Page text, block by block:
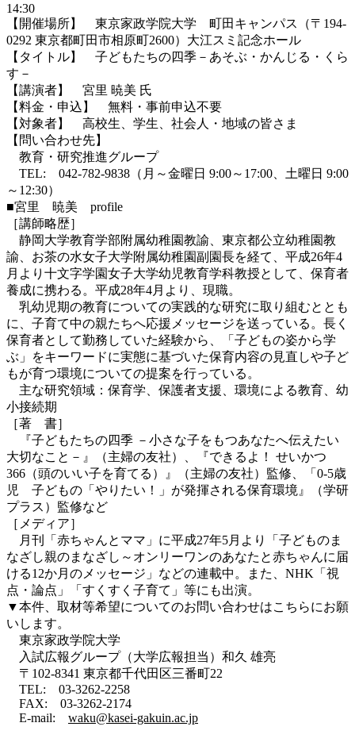
14:30
【開催場所】 東京家政学院大学 町田キャンパス（〒194-
0292 東京都町田市相原町2600）大江スミ記念ホール
【タイトル】 子どもたちの四季－あそぶ・かんじる・くら
す－
【講演者】 宮里 暁美 氏
【料金・申込】 無料・事前申込不要
【対象者】 高校生、学生、社会人・地域の皆さま
【問い合わせ先】
教育・研究推進グループ
TEL: 042-782-9838（月～金曜日 9:00～17:00、土曜日 9:00
～12:30）
■宮里 暁美 profile
［講師略歴］
静岡大学教育学部附属幼稚園教諭、東京都公立幼稚園教
諭、お茶の水女子大学附属幼稚園副園長を経て、平成26年4
月より十文字学園女子大学幼児教育学科教授として、保育者
養成に携わる。平成28年4月より、現職。
乳幼児期の教育についての実践的な研究に取り組むととも
に、子育て中の親たちへ応援メッセージを送っている。長く
保育者として勤務していた経験から、「子どもの姿から学
ぶ」をキーワードに実態に基づいた保育内容の見直しや子ど
もが育つ環境についての提案を行っている。
主な研究領域：保育学、保護者支援、環境による教育、幼
小接続期
［著 書］
『子どもたちの四季 －小さな子をもつあなたへ伝えたい
大切なこと－』（主婦の友社）、『できるよ！ せいかつ
366（頭のいい子を育てる）』（主婦の友社）監修、「0-5歳
児 子どもの「やりたい！」が発揮される保育環境』（学研
プラス）監修など
［メディア］
月刊「赤ちゃんとママ」に平成27年5月より「子どものま
なざし親のまなざし～オンリーワンのあなたと赤ちゃんに届
ける12か月のメッセージ」などの連載中。また、NHK「視
点・論点」「すくすく子育て」等にも出演。
▼本件、取材等希望についてのお問い合わせはこちらにお願
いします。
東京家政学院大学
入試広報グループ（大学広報担当）和久 雄亮
〒102-8341 東京都千代田区三番町22
TEL: 03-3262-2258
FAX: 03-3262-2174
E-mail: waku@kasei-gakuin.ac.jp